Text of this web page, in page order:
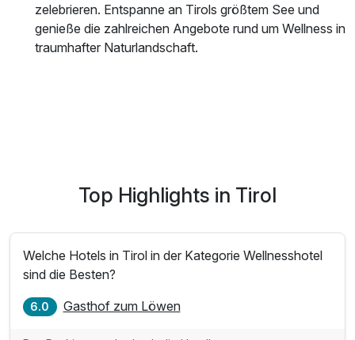
zelebrieren. Entspanne an Tirols größtem See und
genieße die zahlreichen Angebote rund um Wellness in
traumhafter Naturlandschaft.
Top Highlights in Tirol
Welche Hotels in Tirol in der Kategorie Wellnesshotel
sind die Besten?
6.0 Gasthof zum Löwen